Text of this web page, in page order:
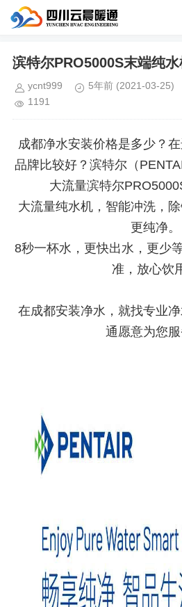
滨特尔PRO5000S末端纯水
ycnt999 5年前 (2021-03-25)
1191
成都净水安装价格是多少？
品牌比较好？滨特尔（
大流量滨特尔
大流量纯水机，智能冲洗，
更纯净。
8秒一杯水，更快出水，更少
准，放心饮
在成都安装净水，就找专业
通愿意为您服